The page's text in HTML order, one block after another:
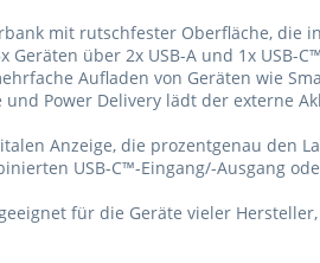
mit rutschfester Oberfläche, die
Geräten über 2x USB-A und 1x USB-
Aufladen von Geräten wie
Power Delivery lädt der externe
Anzeige, die prozentgenau den
USB-C™-Eingang/-Ausgang
für die Geräte vieler